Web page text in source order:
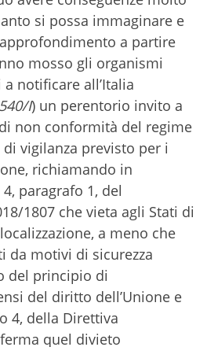
si possa immaginare e
a partire
mosso gli organismi
notificare all’Italia
I) un perentorio invito a
non conformità del regime
vigilanza previsto per i
richiamando in
paragrafo 1, del
1807 che vieta agli Stati di
a meno che
da motivi di sicurezza
del principio di
del diritto dell’Unione e
4, della Direttiva
quel divieto